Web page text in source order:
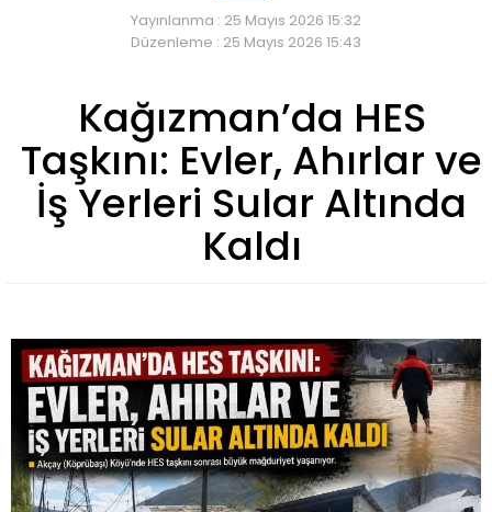
Yayınlanma : 25 Mayıs 2026 15:32
Düzenleme : 25 Mayıs 2026 15:43
Kağızman’da HES
Taşkını: Evler, Ahırlar ve
İş Yerleri Sular Altında
Kaldı